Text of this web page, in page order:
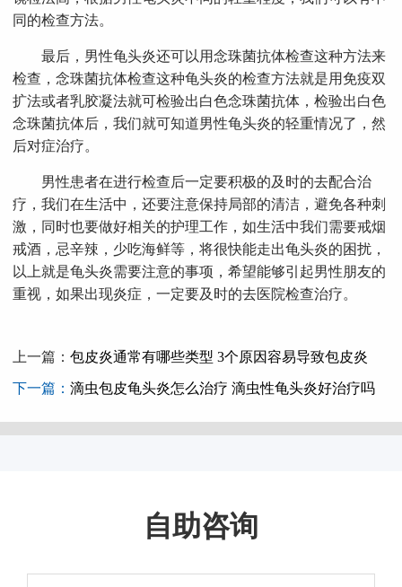
同的检查方法。
最后，男性龟头炎还可以用念珠菌抗体检查这种方法来
检查，念珠菌抗体检查这种龟头炎的检查方法就是用免疫双
扩法或者乳胶凝法就可检验出白色念珠菌抗体，检验出白色
念珠菌抗体后，我们就可知道男性龟头炎的轻重情况了，然
后对症治疗。
男性患者在进行检查后一定要积极的及时的去配合治
疗，我们在生活中，还要注意保持局部的清洁，避免各种刺
激，同时也要做好相关的护理工作，如生活中我们需要戒烟
戒酒，忌辛辣，少吃海鲜等，将很快能走出龟头炎的困扰，
以上就是龟头炎需要注意的事项，希望能够引起男性朋友的
重视，如果出现炎症，一定要及时的去医院检查治疗。
上一篇： 包皮炎通常有哪些类型 3个原因容易导致包皮炎
下一篇： 滴虫包皮龟头炎怎么治疗 滴虫性龟头炎好治疗吗
自助咨询